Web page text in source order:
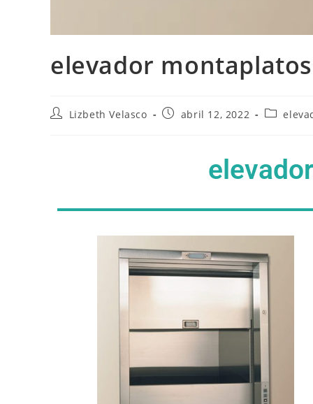
elevador montaplatos
Lizbeth Velasco abril 12, 2022